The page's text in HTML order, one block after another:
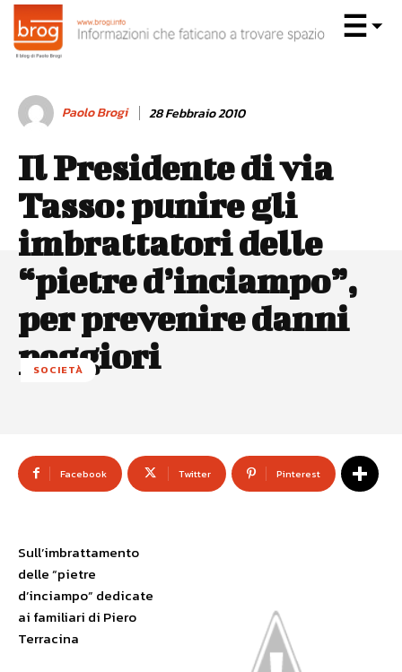
Paolo Brogi 28 Febbraio 2010
Il Presidente di via
Tasso: punire gli
imbrattatori delle
“pietre d’inciampo”,
per prevenire danni
peggiori
SOCIETÀ
Facebook Twitter Pinterest
Sull’imbrattamento
delle “pietre
d’inciampo” dedicate
ai familiari di Piero
Terracina